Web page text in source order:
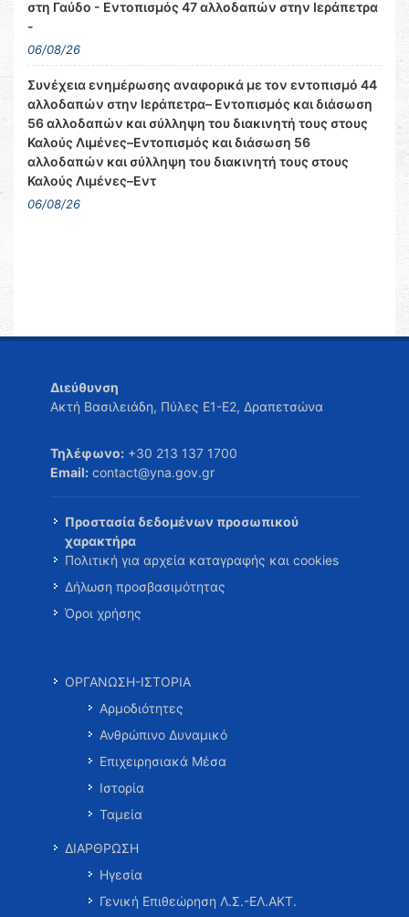
στη Γαύδο - Εντοπισμός 47 αλλοδαπών στην Ιεράπετρα
-
06/08/26
Συνέχεια ενημέρωσης αναφορικά με τον εντοπισμό 44
αλλοδαπών στην Ιεράπετρα– Εντοπισμός και διάσωση
56 αλλοδαπών και σύλληψη του διακινητή τους στους
Καλούς Λιμένες–Εντοπισμός και διάσωση 56
αλλοδαπών και σύλληψη του διακινητή τους στους
Καλούς Λιμένες–Εντ
06/08/26
Διεύθυνση
Ακτή Βασιλειάδη, Πύλες Ε1-Ε2, Δραπετσώνα
Τηλέφωνο: +30 213 137 1700
Email: contact@yna.gov.gr
Προστασία δεδομένων προσωπικού
χαρακτήρα
Πολιτική για αρχεία καταγραφής και cookies
Δήλωση προσβασιμότητας
Όροι χρήσης
ΟΡΓΑΝΩΣΗ-ΙΣΤΟΡΙΑ
Αρμοδιότητες
Ανθρώπινο Δυναμικό
Επιχειρησιακά Μέσα
Ιστορία
Ταμεία
ΔΙΑΡΘΡΩΣΗ
Ηγεσία
Γενική Επιθεώρηση Λ.Σ.-ΕΛ.ΑΚΤ.